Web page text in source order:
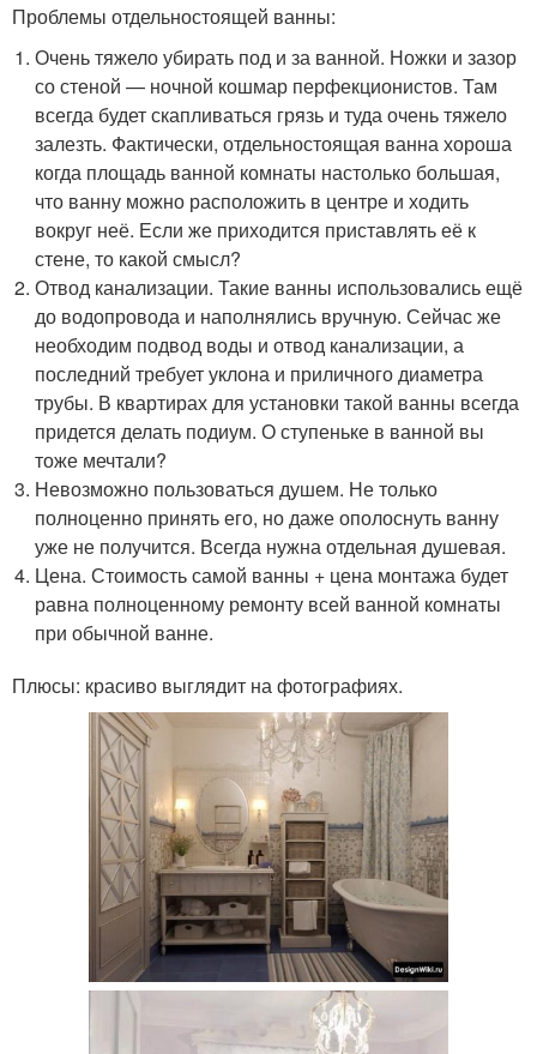
Проблемы отдельностоящей ванны:
Очень тяжело убирать под и за ванной. Ножки и зазор
со стеной — ночной кошмар перфекционистов. Там
всегда будет скапливаться грязь и туда очень тяжело
залезть. Фактически, отдельностоящая ванна хороша
когда площадь ванной комнаты настолько большая,
что ванну можно расположить в центре и ходить
вокруг неё. Если же приходится приставлять её к
стене, то какой смысл?
Отвод канализации. Такие ванны использовались ещё
до водопровода и наполнялись вручную. Сейчас же
необходим подвод воды и отвод канализации, а
последний требует уклона и приличного диаметра
трубы. В квартирах для установки такой ванны всегда
придется делать подиум. О ступеньке в ванной вы
тоже мечтали?
Невозможно пользоваться душем. Не только
полноценно принять его, но даже ополоснуть ванну
уже не получится. Всегда нужна отдельная душевая.
Цена. Стоимость самой ванны + цена монтажа будет
равна полноценному ремонту всей ванной комнаты
при обычной ванне.
Плюсы: красиво выглядит на фотографиях.